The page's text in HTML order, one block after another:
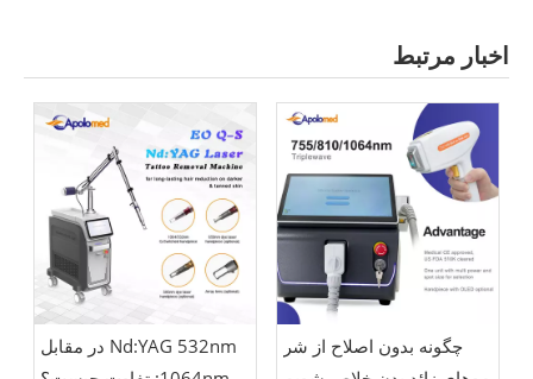
اخبار مرتبط
چگونه بدون اصلاح از شر
Nd:YAG 532nm در مقابل